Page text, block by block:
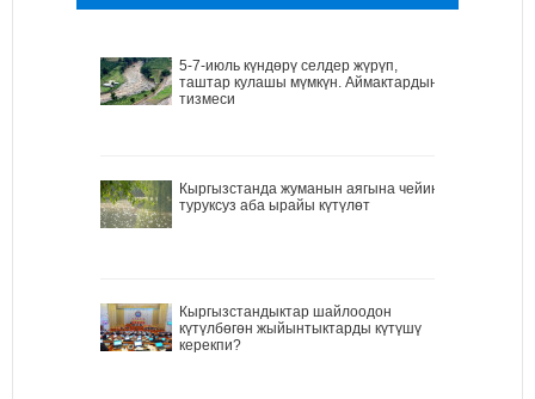
5-7-июль күндөрү селдер жүрүп,
таштар кулашы мүмкүн. Аймактардын
тизмеси
Кыргызстанда жуманын аягына чейин
туруксуз аба ырайы күтүлөт
Кыргызстандыктар шайлоодон
күтүлбөгөн жыйынтыктарды күтүшү
керекпи?